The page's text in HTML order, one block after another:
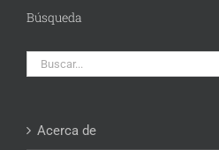
Búsqueda
Buscar:
Acerca de